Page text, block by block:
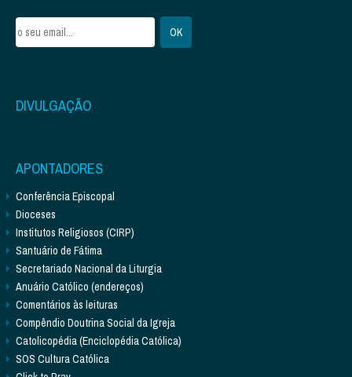
DIVULGAÇÃO
APONTADORES
Conferência Episcopal
Dioceses
Institutos Religiosos (CIRP)
Santuário de Fátima
Secretariado Nacional da Liturgia
Anuário Católico (endereços)
Comentários às leituras
Compêndio Doutrina Social da Igreja
Catolicopédia (Enciclopédia Católica)
SOS Cultura Católica